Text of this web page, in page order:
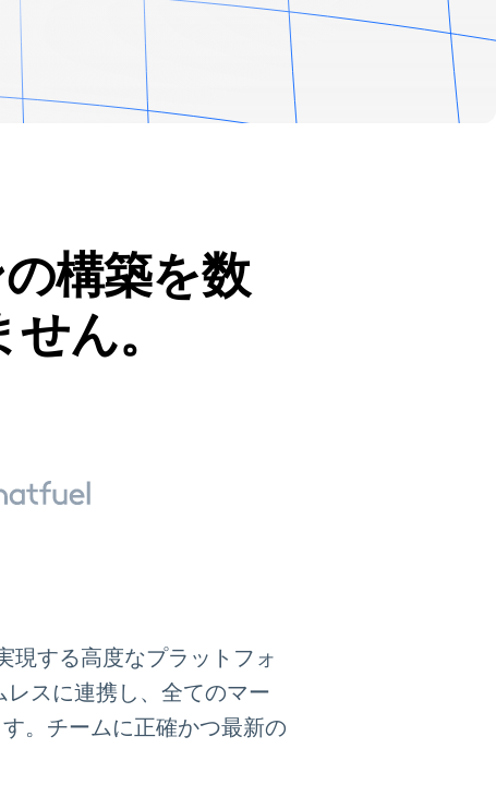
構築を数
ん。
現する高度なプラットフォ
スに連携し、全てのマー
。チームに正確かつ最新の